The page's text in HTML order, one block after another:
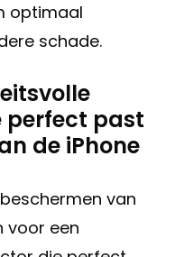
optimaal
schade.
perfect past
de iPhone
van
voor een